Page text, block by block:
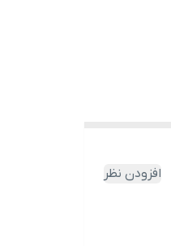
افزودن نظر